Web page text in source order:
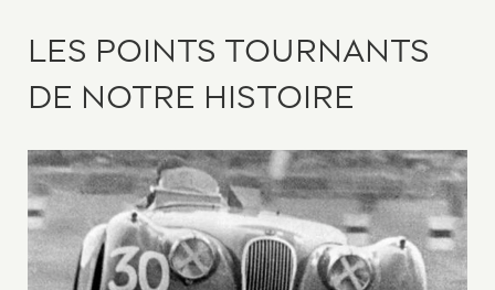
LES POINTS TOURNANTS
DE NOTRE HISTOIRE